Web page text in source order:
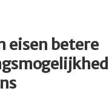
eisen betere